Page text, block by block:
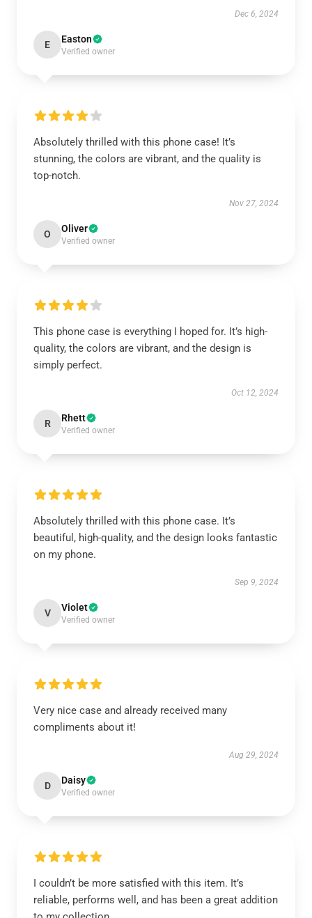
Dec 6, 2024
E Easton
Verified owner
Absolutely thrilled with this phone case! It’s
stunning, the colors are vibrant, and the quality is
top-notch.
Nov 27, 2024
O Oliver
Verified owner
This phone case is everything I hoped for. It’s high-
quality, the colors are vibrant, and the design is
simply perfect.
Oct 12, 2024
R Rhett
Verified owner
Absolutely thrilled with this phone case. It’s
beautiful, high-quality, and the design looks fantastic
on my phone.
Sep 9, 2024
V Violet
Verified owner
Very nice case and already received many
compliments about it!
Aug 29, 2024
D Daisy
Verified owner
I couldn’t be more satisfied with this item. It’s
reliable, performs well, and has been a great addition